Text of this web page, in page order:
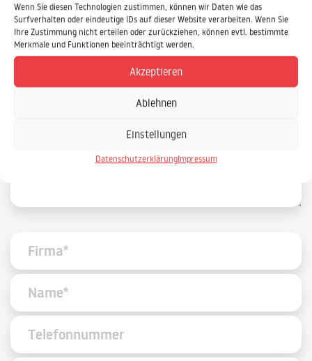
Wenn Sie diesen Technologien zustimmen, können wir Daten wie das
Surfverhalten oder eindeutige IDs auf dieser Website verarbeiten. Wenn Sie
Ihre Zustimmung nicht erteilen oder zurückziehen, können evtl. bestimmte
Merkmale und Funktionen beeinträchtigt werden.
Akzeptieren
Ablehnen
Einstellungen
DatenschutzerklärungImpressum
Daniel.Ewald@IPS-IT.de
IPS Training und Consulting GmbH
33605 Bielefeld